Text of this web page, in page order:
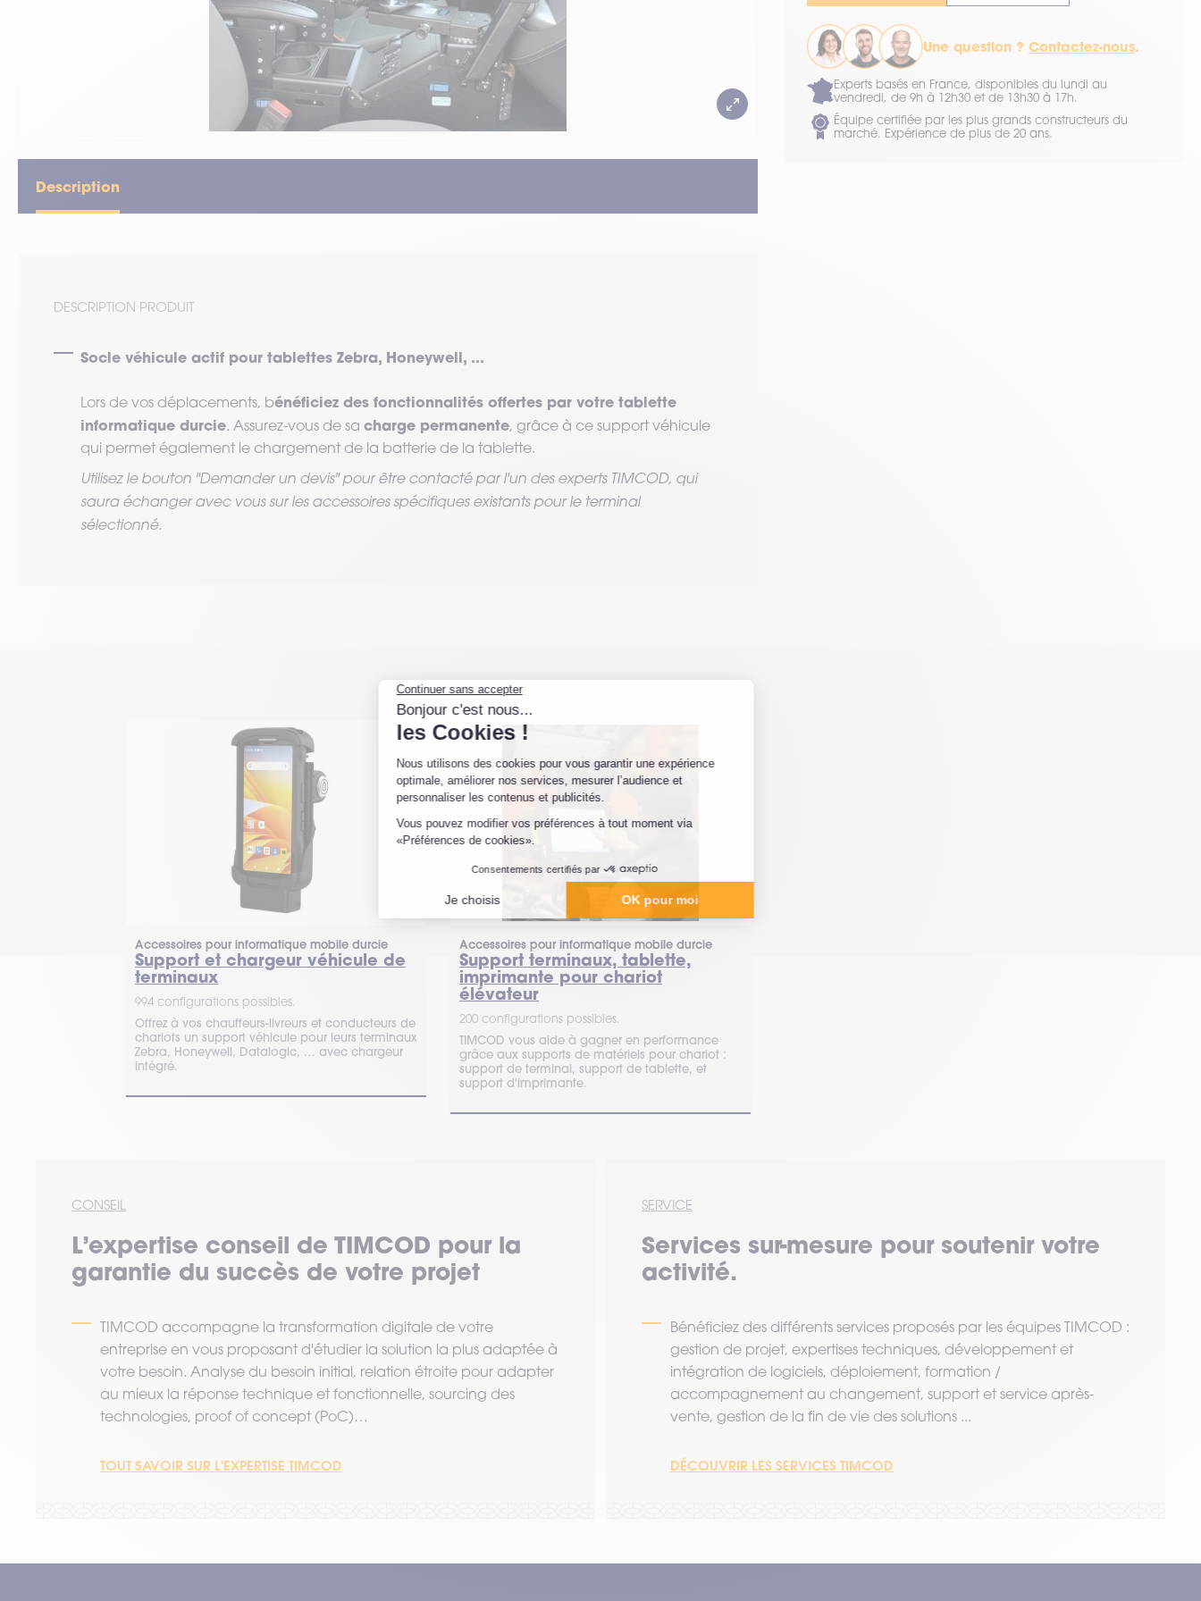
Une question ?Contactez-nous.
Experts basés en France, disponibles du lundi au
vendredi, de 9h à 12h30 et de 13h30 à 17h.
Équipe certifiée par les plus grands constructeurs du
marché. Expérience de plus de 20 ans.
Description
DESCRIPTION PRODUIT
Socle véhicule actif pour tablettes Zebra, Honeywell, ...
Lors de vos déplacements, bénéficiez des fonctionnalités offertes par votre tablette
informatique durcie. Assurez-vous de sa charge permanente, grâce à ce support véhicule
qui permet également le chargement de la batterie de la tablette.
Utilisez le bouton "Demander un devis" pour être contacté par l'un des experts TIMCOD, qui
saura échanger avec vous sur les accessoires spécifiques existants pour le terminal
sélectionné.
Accessoires pour informatique mobile durcie
Support et chargeur véhicule de
terminaux
994 configurations possibles.
Offrez à vos chauffeurs-livreurs et conducteurs de
chariots un support véhicule pour leurs terminaux
Zebra, Honeywell, Datalogic, … avec chargeur
intégré.
Accessoires pour informatique mobile durcie
Support terminaux, tablette,
imprimante pour chariot
élévateur
200 configurations possibles.
TIMCOD vous aide à gagner en performance
grâce aux supports de matériels pour chariot :
support de terminal, support de tablette, et
support d'imprimante.
CONSEIL
L’expertise conseil de TIMCOD pour la
garantie du succès de votre projet
TIMCOD accompagne la transformation digitale de votre
entreprise en vous proposant d'étudier la solution la plus adaptée à
votre besoin. Analyse du besoin initial, relation étroite pour adapter
au mieux la réponse technique et fonctionnelle, sourcing des
technologies, proof of concept (PoC)…
TOUT SAVOIR SUR L'EXPERTISE TIMCOD
SERVICE
Services sur-mesure pour soutenir votre
activité.
Bénéficiez des différents services proposés par les équipes TIMCOD :
gestion de projet, expertises techniques, développement et
intégration de logiciels, déploiement, formation /
accompagnement au changement, support et service après-
vente, gestion de la fin de vie des solutions ...
DÉCOUVRIR LES SERVICES TIMCOD